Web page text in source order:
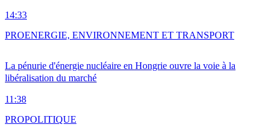
14:33
La pénurie d'énergie nucléaire en Hongrie ouvre la voie à la
libéralisation du marché
11:38
PROENERGIE, ENVIRONNEMENT ET TRANSPORT
PROPOLITIQUE